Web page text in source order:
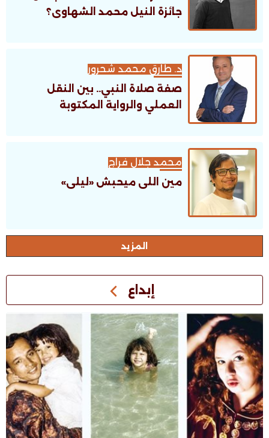
جائزة النيل محمد الشهاوى؟
د. طارق محمد شحرور
صفة صلاة النبي.. بين النقل
العملي والرواية المكتوبة
محمد جلال فراج
مين اللى ميحبش «ليلى»
اﻟﻤﺰﻳﺪ
إبداع